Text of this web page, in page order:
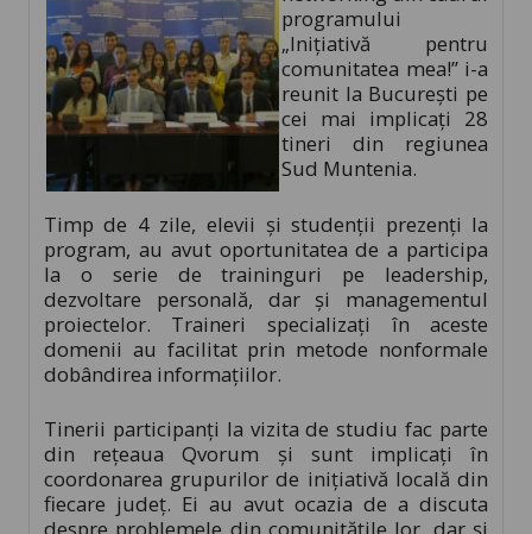
programului
„Inițiativă pentru
comunitatea mea!” i-a
reunit la București pe
cei mai implicați 28
tineri din regiunea
Sud Muntenia.
Timp de 4 zile, elevii și studenții prezenți la
program, au avut oportunitatea de a participa
la o serie de traininguri pe leadership,
dezvoltare personală, dar și managementul
proiectelor. Traineri specializați în aceste
domenii au facilitat prin metode nonformale
dobândirea informațiilor.
Tinerii participanți la vizita de studiu fac parte
din rețeaua Qvorum și sunt implicați în
coordonarea grupurilor de inițiativă locală din
fiecare județ. Ei au avut ocazia de a discuta
despre problemele din comunitățile lor, dar și